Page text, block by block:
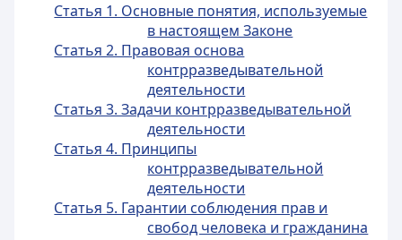
Статья 1. Основные понятия, используемые
в настоящем Законе
Статья 2. Правовая основа
контрразведывательной
деятельности
Статья 3. Задачи контрразведывательной
деятельности
Статья 4. Принципы
контрразведывательной
деятельности
Статья 5. Гарантии соблюдения прав и
свобод человека и гражданина